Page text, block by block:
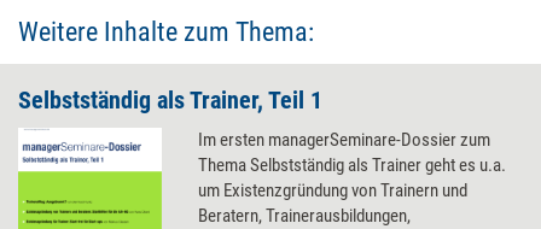
Weitere Inhalte zum Thema:
Selbstständig als Trainer, Teil 1
Im ersten managerSeminare-Dossier zum
Thema Selbstständig als Trainer geht es u.a.
um Existenzgründung von Trainern und
Beratern, Trainerausbildungen,